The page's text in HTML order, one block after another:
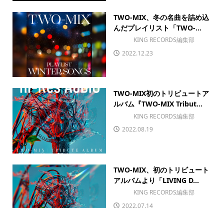
TWO-MIX、冬の名曲を詰め込
んだプレイリスト「TWO-...
KING RECORDS編集部
2022.12.23
TWO-MIX初のトリビュートア
ルバム『TWO-MIX Tribut...
KING RECORDS編集部
2022.08.19
TWO-MIX、初のトリビュート
アルバムより「LIVING D...
KING RECORDS編集部
2022.07.14